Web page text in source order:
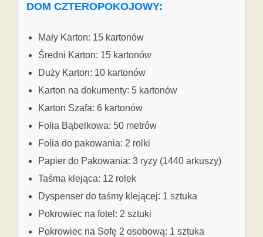
DOM CZTEROPOKOJOWY:
Mały Karton: 15 kartonów
Średni Karton: 15 kartonów
Duży Karton: 10 kartonów
Karton na dokumenty: 5 kartonów
Karton Szafa: 6 kartonów
Folia Bąbelkowa: 50 metrów
Folia do pakowania: 2 rolki
Papier do Pakowania: 3 ryzy (1440 arkuszy)
Taśma klejąca: 12 rolek
Dyspenser do taśmy klejącej: 1 sztuka
Pokrowiec na fotel: 2 sztuki
Pokrowiec na Sofę 2 osobową: 1 sztuka